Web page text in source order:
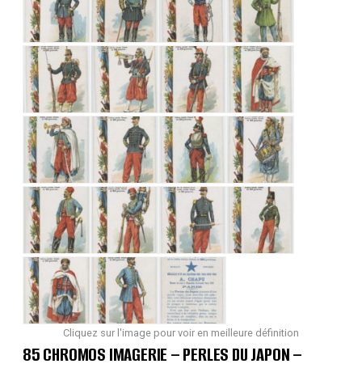
Cliquez sur l'image pour voir en meilleure définition
85 CHROMOS IMAGERIE – PERLES DU JAPON –